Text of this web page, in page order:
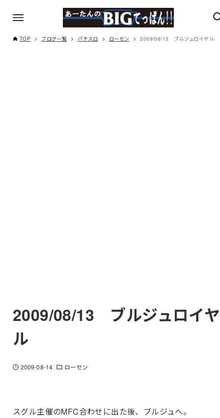
TOP ブログ一覧 パチスロ ローセン 2009/08/13 ブルジュロイヤル
2009/08/13 ブルジュロイヤ
ル
2009-08-14 ローセン
スグル主催のMFC合わせに出た後、ブルジュへ。